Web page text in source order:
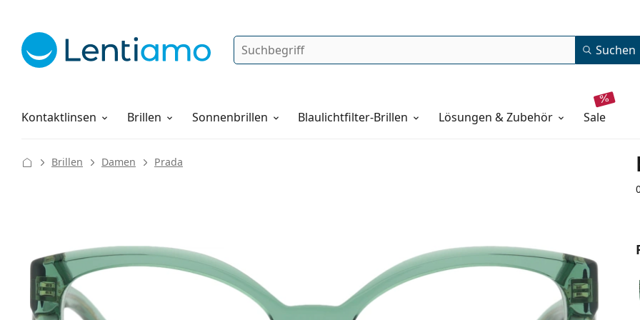
Suche Suchen
Kontaktlinsen
Pflegemittel Brillen Sonnenbrillen Blaulichtfilter-Brillen Lösungen & Zubehör sale
Alles über den Einkauf
Brillen Damen Prada